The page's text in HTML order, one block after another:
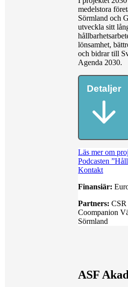
medelstora
Sörmland och
utveckla sitt
lönsamhet,
och bidrar till
Agenda 2030.
Detaljer
Läs mer om
Podcasten
Kontakt
Finansiär:
Partners: CSR
Coompanion
Sörmland
ASF